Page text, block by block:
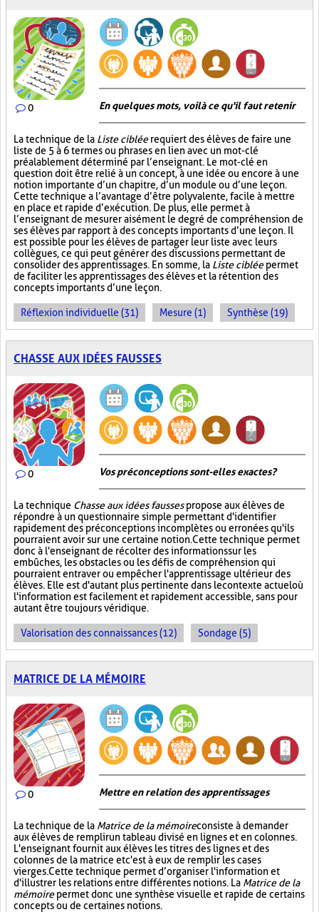
0 En quelques mots, voilà ce qu'il faut retenir
La technique de la Liste cibléerequiert des élèves de faire une
liste de 5 à 6 termes ou phrases en lien avec un mot-clé
préalablement déterminé par l’enseignant. Le mot-clé en
question doit être relié à un concept, à une idée ou encore à une
notion importante d’un chapitre, d’un module ou d’une leçon.
Cette technique a l’avantage d’être polyvalente, facile à mettre
en place et rapide d’exécution. De plus, elle permet à
l’enseignant de mesurer aisément le degré de compréhension de
ses élèves par rapport à des concepts importants d’une leçon. Il
est possible pour les élèves de partager leur liste avec leurs
collègues, ce qui peut générer des discussions permettant de
consolider des apprentissages. En somme, la Liste cibléepermet
de faciliter les apprentissages des élèves et la rétention des
concepts importants d’une leçon.
Réflexion individuelle (31) Mesure (1) Synthèse (19)
CHASSE AUX IDÉES FAUSSES
0 Vos préconceptions sont-elles exactes ?
La technique Chasse aux idées faussespropose aux élèves de
répondre à un questionnaire simple permettant d'identifier
rapidement des préconceptions incomplètes ou erronées qu'ils
pourraient avoir sur une certaine notion. Cette technique permet
donc à l'enseignant de récolter des informations sur les
embûches, les obstacles ou les défis de compréhension qui
pourraient entraver ou empêcher l'apprentissage ultérieur des
élèves. Elle est d'autant plus pertinente dans le contexte actuel où
l'information est facilement et rapidement accessible, sans pour
autant être toujours véridique.
Valorisation des connaissances (12) Sondage (5)
MATRICE DE LA MÉMOIRE
0 Mettre en relation des apprentissages
La technique de la Matrice de la mémoireconsiste à demander
aux élèves de remplir un tableau divisé en lignes et en colonnes.
L'enseignant fournit aux élèves les titres des lignes et des
colonnes de la matrice et c'est à eux de remplir les cases
vierges. Cette technique permet d’organiser l'information et
d'illustrer les relations entre différentes notions. La Matrice de la
mémoirepermet donc une synthèse visuelle et rapide de certains
concepts ou de certaines notions.